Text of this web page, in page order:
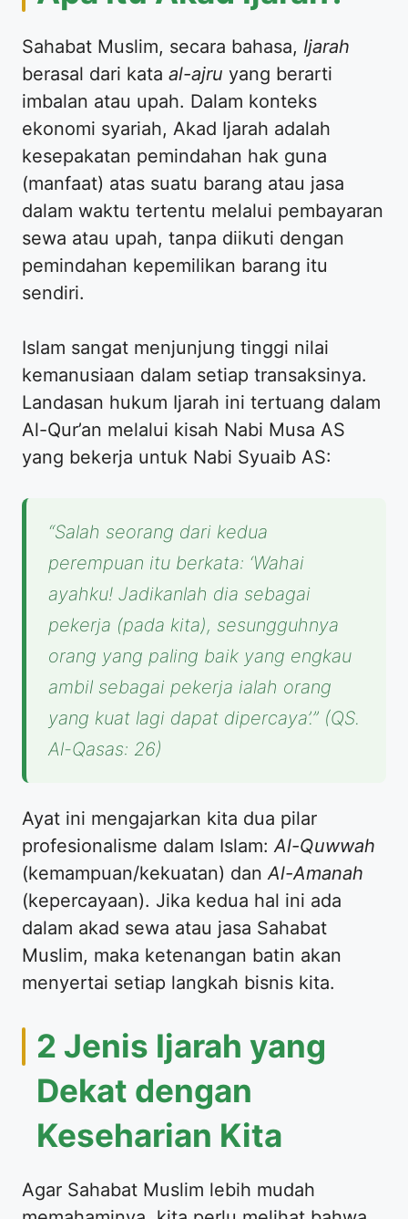
​Sahabat Muslim, secara bahasa, Ijarah
berasal dari kata al-ajru yang berarti
imbalan atau upah. Dalam konteks
ekonomi syariah, Akad Ijarah adalah
kesepakatan pemindahan hak guna
(manfaat) atas suatu barang atau jasa
dalam waktu tertentu melalui pembayaran
sewa atau upah, tanpa diikuti dengan
pemindahan kepemilikan barang itu
sendiri.
​Islam sangat menjunjung tinggi nilai
kemanusiaan dalam setiap transaksinya.
Landasan hukum Ijarah ini tertuang dalam
Al-Qur’an melalui kisah Nabi Musa AS
yang bekerja untuk Nabi Syuaib AS:
“Salah seorang dari kedua
perempuan itu berkata: ‘Wahai
ayahku! Jadikanlah dia sebagai
pekerja (pada kita), sesungguhnya
orang yang paling baik yang engkau
ambil sebagai pekerja ialah orang
yang kuat lagi dapat dipercaya’.” (QS.
Al-Qasas: 26)
​Ayat ini mengajarkan kita dua pilar
profesionalisme dalam Islam: Al-Quwwah
(kemampuan/kekuatan) dan Al-Amanah
(kepercayaan). Jika kedua hal ini ada
dalam akad sewa atau jasa Sahabat
Muslim, maka ketenangan batin akan
menyertai setiap langkah bisnis kita.
​2 Jenis Ijarah yang
Dekat dengan
Keseharian Kita
​Agar Sahabat Muslim lebih mudah